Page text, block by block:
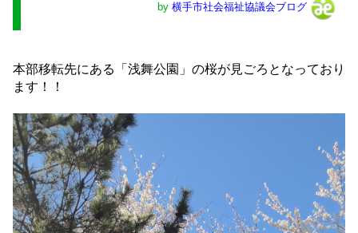
by 横手市社会福祉協議会ブログ
本部移転先にある「浅舞公園」の桜が見ごろとなっており
ます！！